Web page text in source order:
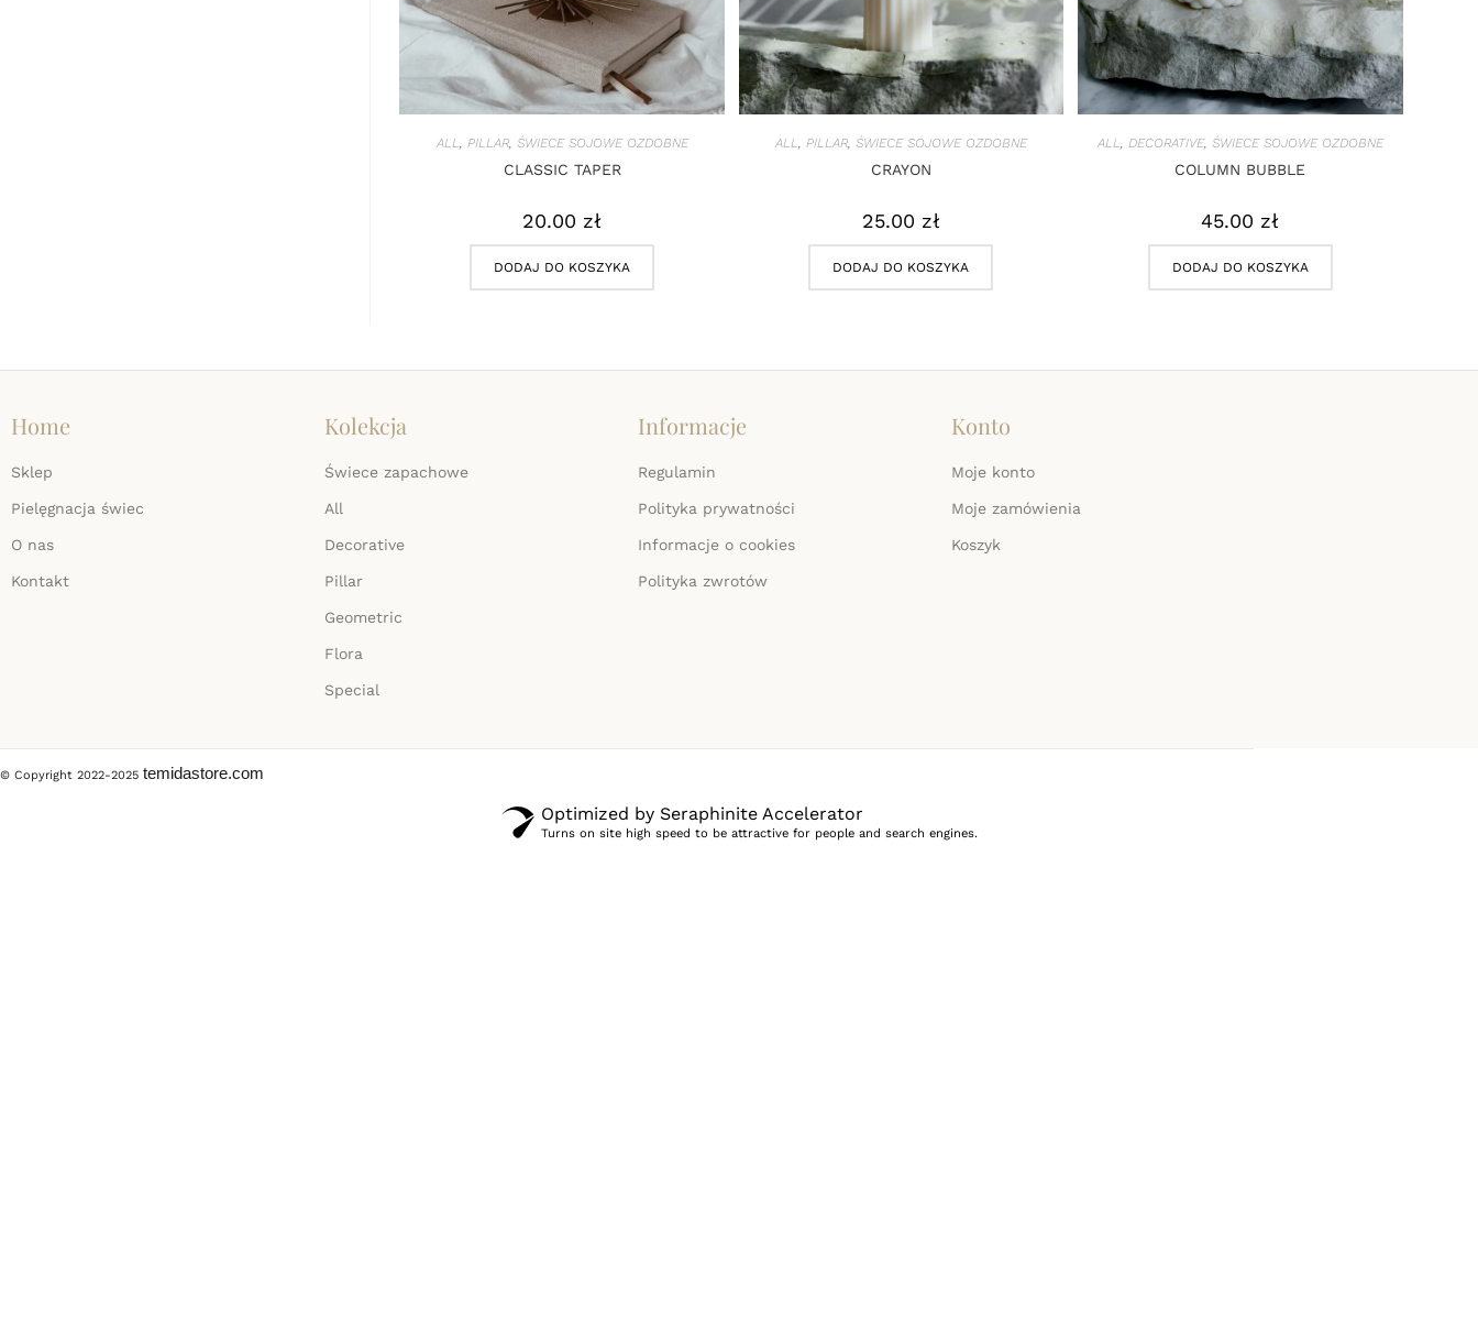
ALL, PILLAR, ŚWIECE SOJOWE OZDOBNE
CLASSIC TAPER
20.00 zł
DODAJ DO KOSZYKA
ALL, PILLAR, ŚWIECE SOJOWE OZDOBNE
CRAYON
25.00 zł
DODAJ DO KOSZYKA
ALL, DECORATIVE, ŚWIECE SOJOWE OZDOBNE
COLUMN BUBBLE
45.00 zł
DODAJ DO KOSZYKA
Home
Sklep
Pielęgnacja świec
O nas
Kontakt
Kolekcja
Świece zapachowe
All
Decorative
Pillar
Geometric
Flora
Special
Informacje
Regulamin
Polityka prywatności
Informacje o cookies
Polityka zwrotów
Konto
Moje konto
Moje zamówienia
Koszyk
© Copyright 2022-2025 temidastore.com
Optimized by Seraphinite Accelerator
Turns on site high speed to be attractive for people and search engines.